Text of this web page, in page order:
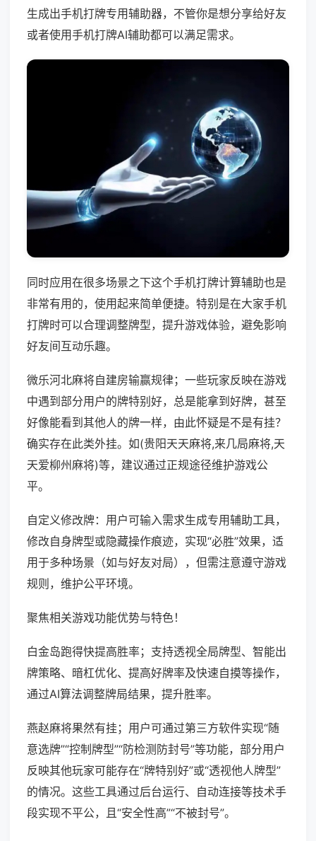
生成出手机打牌专用辅助器，不管你是想分享给好友
或者使用手机打牌AI辅助都可以满足需求。
同时应用在很多场景之下这个手机打牌计算辅助也是
非常有用的，使用起来简单便捷。特别是在大家手机
打牌时可以合理调整牌型，提升游戏体验，避免影响
好友间互动乐趣。
微乐河北麻将自建房输赢规律；一些玩家反映在游戏
中遇到部分用户的牌特别好，总是能拿到好牌，甚至
好像能看到其他人的牌一样，由此怀疑是不是有挂？
确实存在此类外挂。如(贵阳天天麻将,来几局麻将,天
天爱柳州麻将)等，建议通过正规途径维护游戏公
平。
自定义修改牌：用户可输入需求生成专用辅助工具，
修改自身牌型或隐藏操作痕迹，实现“必胜”效果，适
用于多种场景（如与好友对局），但需注意遵守游戏
规则，维护公平环境。
聚焦相关游戏功能优势与特色！
白金岛跑得快提高胜率；支持透视全局牌型、智能出
牌策略、暗杠优化、提高好牌率及快速自摸等操作，
通过AI算法调整牌局结果，提升胜率。
燕赵麻将果然有挂；用户可通过第三方软件实现“随
意选牌”“控制牌型”“防检测防封号”等功能，部分用户
反映其他玩家可能存在“牌特别好”或“透视他人牌型”
的情况。这些工具通过后台运行、自动连接等技术手
段实现不平公，且“安全性高”“不被封号”。